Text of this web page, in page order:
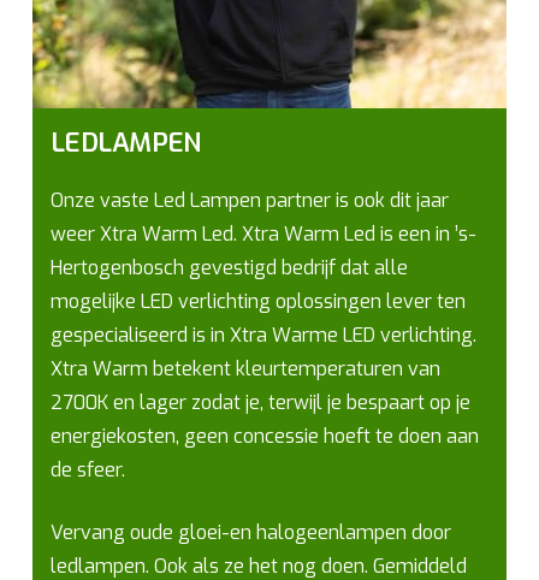
LEDLAMPEN
Onze vaste Led Lampen partner is ook dit jaar
weer Xtra Warm Led. Xtra Warm Led is een in ’s-
Hertogenbosch gevestigd bedrijf dat alle
mogelijke LED verlichting oplossingen lever ten
gespecialiseerd is in Xtra Warme LED verlichting.
Xtra Warm betekent kleurtemperaturen van
2700K en lager zodat je, terwijl je bespaart op je
energiekosten, geen concessie hoeft te doen aan
de sfeer.
Vervang oude gloei-en halogeenlampen door
ledlampen. Ook als ze het nog doen. Gemiddeld